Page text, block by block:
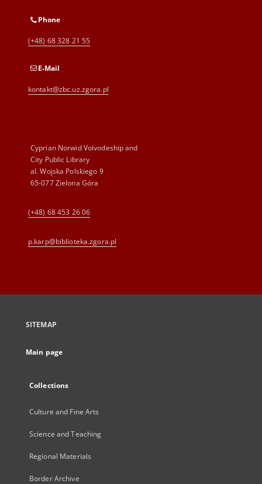
Phone
(+48) 68 328 21 55
E-Mail
kontakt@zbc.uz.zgora.pl
Cyprian Norwid Voivodeship and
City Public Library
al. Wojska Polskiego 9
65-077 Zielona Góra
(+48) 68 453 26 06
p.karp@biblioteka.zgora.pl
SITEMAP
Main page
Collections
Culture and Fine Arts
Science and Teaching
Regional Materials
Border Archive